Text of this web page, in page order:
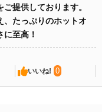
提供しております。
、たっぷりのホットオ
至高！
いいね! 0